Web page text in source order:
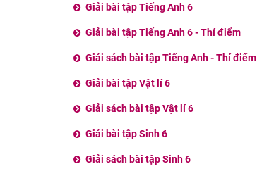
Giải bài tập Tiếng Anh 6
Giải bài tập Tiếng Anh 6 - Thí điểm
Giải sách bài tập Tiếng Anh - Thí điểm
Giải bài tập Vật lí 6
Giải sách bài tập Vật lí 6
Giải bài tập Sinh 6
Giải sách bài tập Sinh 6